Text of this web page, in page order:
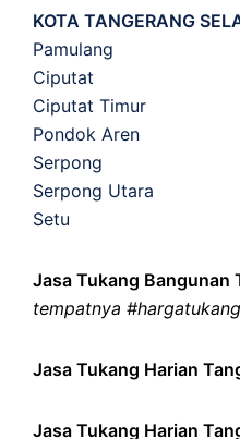
KOTA TANGERANG
Pamulang
Ciputat
Ciputat Timur
Pondok Aren
Serpong
Serpong Utara
Setu
Jasa Tukang Bangunan
tempatnya #hargatukang
Jasa Tukang Harian
Jasa Tukang Harian